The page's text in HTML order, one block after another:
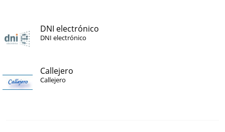
DNI electrónico
DNI electrónico
Callejero
Callejero